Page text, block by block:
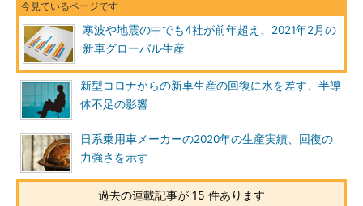
寒波や地震の中でも4社が前年超え、2021年2月の
新車グローバル生産
新型コロナからの新車生産の回復に水を差す、半導
体不足の影響
日系乗用車メーカーの2020年の生産実績、回復の
力強さを示す
過去の連載記事が 15 件あります